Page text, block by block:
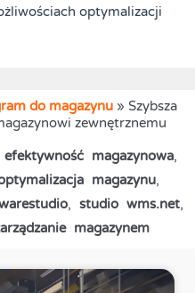
optymalizacji
do magazynu» Szybsza
zewnętrznemu
efektywność magazynowa,
magazynu,
, studio wms.net,
magazynem